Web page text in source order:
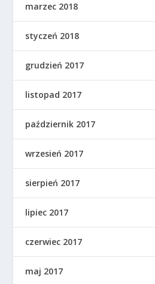
marzec 2018
styczeń 2018
grudzień 2017
listopad 2017
październik 2017
wrzesień 2017
sierpień 2017
lipiec 2017
czerwiec 2017
maj 2017